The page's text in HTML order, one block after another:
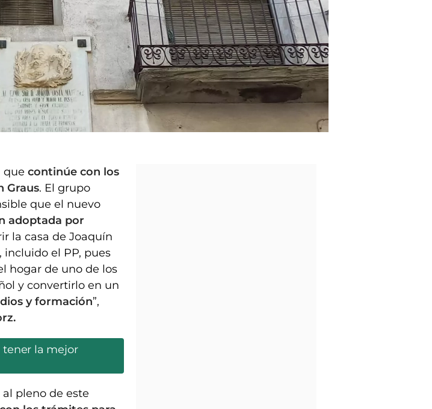
que continúe con los
Graus. El grupo
que el nuevo
adoptada por
la casa de Joaquín
incluido el PP, pues
hogar de uno de los
y convertirlo en un
y formación”,
tener la mejor
pleno de este